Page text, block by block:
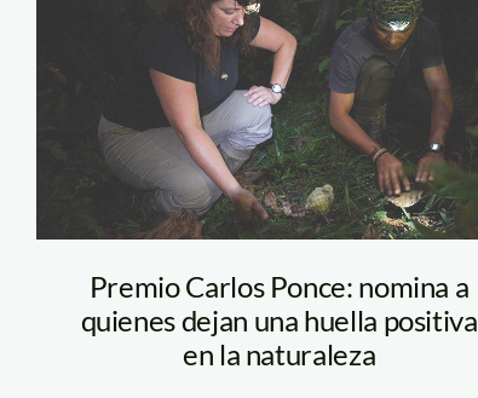
investigadores-
en-madre-de-
dios_thomas-
muller (1)
Premio Carlos Ponce: nomina a
quienes dejan una huella positiva
en la naturaleza